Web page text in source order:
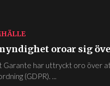
oroar sig
Garante har uttryckt oro över
(GDPR). ...